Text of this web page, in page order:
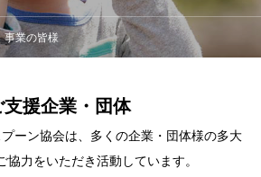
事業の皆様
支援企業・団体
ーン協会は、多くの企業・団体様の多大
協力をいただき活動しています。